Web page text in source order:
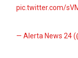
pic.twitter.com/
— Alerta News 24